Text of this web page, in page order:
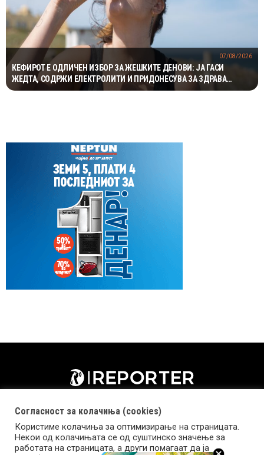
КЕФИРОТ Е ОДЛИЧЕН ИЗБОР ЗА ЖЕШКИТЕ ДЕНОВИ: ЈА ГАСИ
ЖЕДТА, СОДРЖИ ЕЛЕКТРОЛИТИ И ПРИДОНЕСУВА ЗА ЗДРАВА
ДИГЕСТИЈА
07/08/2026
Согласност за колачиња (cookies)
Користиме колачиња за оптимизирање на страницата.
Некои од колачињата се од суштинско значење за
работата на страницата, а други помагаат да ја